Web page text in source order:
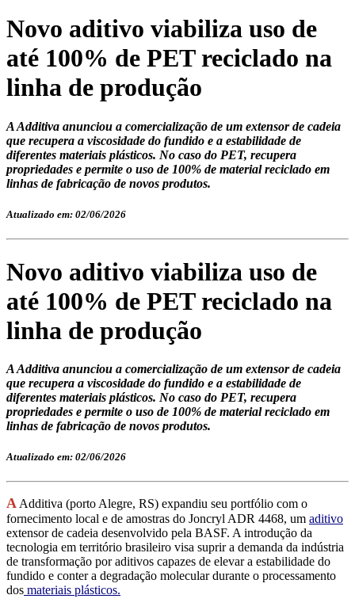
Novo aditivo viabiliza uso de
até 100% de PET reciclado na
linha de produção
A Additiva anunciou a comercialização de um extensor de cadeia
que recupera a viscosidade do fundido e a estabilidade de
diferentes materiais plásticos. No caso do PET, recupera
propriedades e permite o uso de 100% de material reciclado em
linhas de fabricação de novos produtos.
Atualizado em: 02/06/2026
Novo aditivo viabiliza uso de
até 100% de PET reciclado na
linha de produção
A Additiva anunciou a comercialização de um extensor de cadeia
que recupera a viscosidade do fundido e a estabilidade de
diferentes materiais plásticos. No caso do PET, recupera
propriedades e permite o uso de 100% de material reciclado em
linhas de fabricação de novos produtos.
Atualizado em: 02/06/2026
AAdditiva (porto Alegre, RS) expandiu seu portfólio com o
fornecimento local e de amostras do Joncryl ADR 4468, um aditivo
extensor de cadeia desenvolvido pela BASF. A introdução da
tecnologia em território brasileiro visa suprir a demanda da indústria
de transformação por aditivos capazes de elevar a estabilidade do
fundido e conter a degradação molecular durante o processamento
dos materiais plásticos.